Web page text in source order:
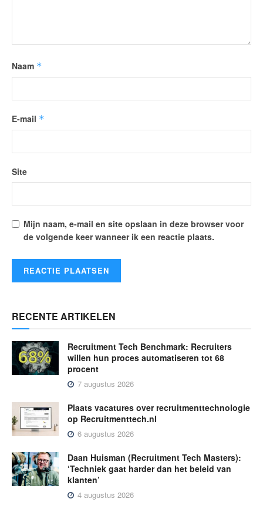
Naam *
E-mail *
Site
Mijn naam, e-mail en site opslaan in deze browser voor
de volgende keer wanneer ik een reactie plaats.
RECENTE ARTIKELEN
Recruitment Tech Benchmark: Recruiters
willen hun proces automatiseren tot 68
procent
7 augustus 2026
Plaats vacatures over recruitmenttechnologie
op Recruitmenttech.nl
6 augustus 2026
Daan Huisman (Recruitment Tech Masters):
‘Techniek gaat harder dan het beleid van
klanten’
4 augustus 2026